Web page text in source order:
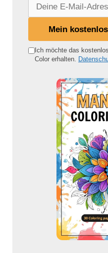
e
Mein
Ich möchte das
Color erhalten.